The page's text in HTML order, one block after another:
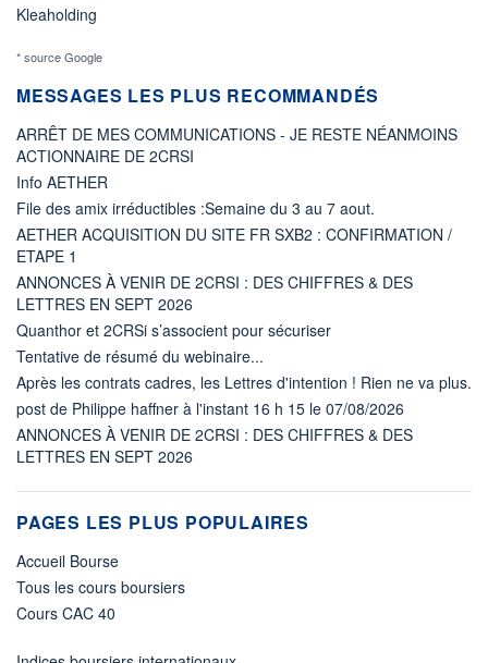
Kleaholding
* source Google
MESSAGES LES PLUS RECOMMANDÉS
ARRÊT DE MES COMMUNICATIONS - JE RESTE NÉANMOINS
ACTIONNAIRE DE 2CRSI
Info AETHER
File des amix irréductibles :Semaine du 3 au 7 aout.
AETHER ACQUISITION DU SITE FR SXB2 : CONFIRMATION /
ETAPE 1
ANNONCES À VENIR DE 2CRSI : DES CHIFFRES & DES
LETTRES EN SEPT 2026
Quanthor et 2CRSi s’associent pour sécuriser
Tentative de résumé du webinaire...
Après les contrats cadres, les Lettres d'intention ! Rien ne va plus.
post de Philippe haffner à l'instant 16 h 15 le 07/08/2026
ANNONCES À VENIR DE 2CRSI : DES CHIFFRES & DES
LETTRES EN SEPT 2026
PAGES LES PLUS POPULAIRES
Accueil Bourse
Tous les cours boursiers
Cours CAC 40